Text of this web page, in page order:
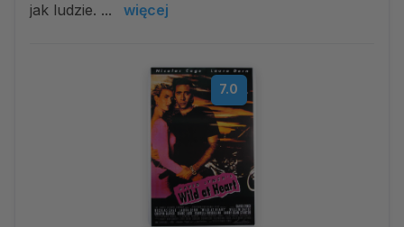
jak ludzie. ...
więcej
7.0